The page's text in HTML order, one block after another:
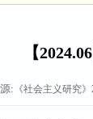
【
: 《社会主义研究